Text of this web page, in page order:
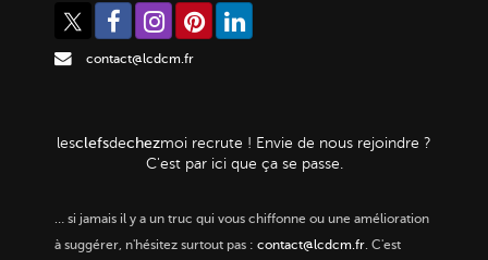
contact@lcdcm.fr
lesclefsdechezmoi recrute ! Envie de nous rejoindre ?
C'est par ici que ça se passe.
… si jamais il y a un truc qui vous chiffonne ou une amélioration
à suggérer, n'hésitez surtout pas : contact@lcdcm.fr. C'est